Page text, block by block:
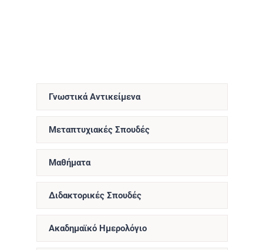
Γνωστικά Αντικείμενα
Μεταπτυχιακές Σπουδές
Μαθήματα
Διδακτορικές Σπουδές
Ακαδημαϊκό Ημερολόγιο